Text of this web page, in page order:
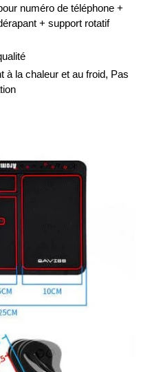
numéro de téléphone +
+ support rotatif
à la chaleur et au froid, Pas